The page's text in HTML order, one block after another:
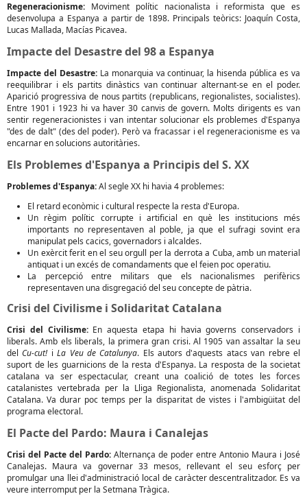
Regeneracionisme: Moviment polític nacionalista i reformista que es
desenvolupa a Espanya a partir de 1898. Principals teòrics: Joaquín Costa,
Lucas Mallada, Macías Picavea.
Impacte del Desastre del 98 a Espanya
Impacte del Desastre:La monarquia va continuar, la hisenda pública es va
reequilibrar i els partits dinàstics van continuar alternant-se en el poder.
Aparició progressiva de nous partits (republicans, regionalistes, socialistes).
Entre 1901 i 1923 hi va haver 30 canvis de govern. Molts dirigents es van
sentir regeneracionistes i van intentar solucionar els problemes d'Espanya
"des de dalt" (des del poder). Però va fracassar i el regeneracionisme es va
encarnar en solucions autoritàries.
Els Problemes d'Espanya a Principis del S. XX
Problemes d'Espanya:Al segle XX hi havia 4 problemes:
El retard econòmic i cultural respecte la resta d'Europa.
Un règim polític corrupte i artificial en què les institucions més
importants no representaven al poble, ja que el sufragi sovint era
manipulat pels cacics, governadors i alcaldes.
Un exèrcit ferit en el seu orgull per la derrota a Cuba, amb un material
antiquat i un excés de comandaments que el feien poc operatiu.
La percepció entre militars que els nacionalismes perifèrics
representaven una disgregació del seu concepte de pàtria.
Crisi del Civilisme i Solidaritat Catalana
Crisi del Civilisme:En aquesta etapa hi havia governs conservadors i
liberals. Amb els liberals, la primera gran crisi. Al 1905 van assaltar la seu
delCu-cut!iLa Veu de Catalunya. Els autors d'aquests atacs van rebre el
suport de les guarnicions de la resta d'Espanya. La resposta de la societat
catalana va ser espectacular, creant una coalició de totes les forces
catalanistes vertebrada per la Lliga Regionalista, anomenada Solidaritat
Catalana. Va durar poc temps per la disparitat de vistes i l'ambigüitat del
programa electoral.
El Pacte del Pardo: Maura i Canalejas
Crisi del Pacte del Pardo: Alternança de poder entre Antonio Maura i José
Canalejas. Maura va governar 33 mesos, rellevant el seu esforç per
promulgar una llei d'administració local de caràcter descentralitzador. Es va
veure interromput per la Setmana Tràgica.